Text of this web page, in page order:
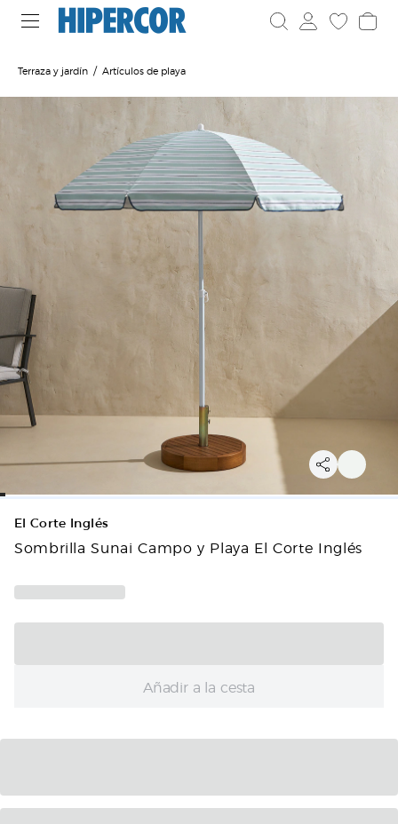
Terraza y jardín Artículos de playa
El Corte Inglés
Sombrilla Sunai Campo y Playa El Corte Inglés
Añadir a la cesta